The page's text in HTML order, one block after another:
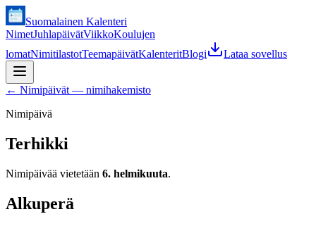
Suomalainen Kalenteri
NimetJuhlapäivätViikkoKoulujen
lomatNimitilastotTeemapäivätKalenteritBlogi Lataa sovellus
← Nimipäivät — nimihakemisto
Nimipäivä
Terhikki
Nimipäivää vietetään 6. helmikuuta.
Alkuperä